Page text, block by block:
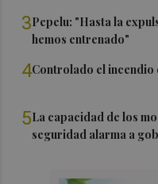
3Pepelu: "Hasta la
hemos entrenado"
4Controlado el incendio
5La capacidad de los
seguridad alarma a